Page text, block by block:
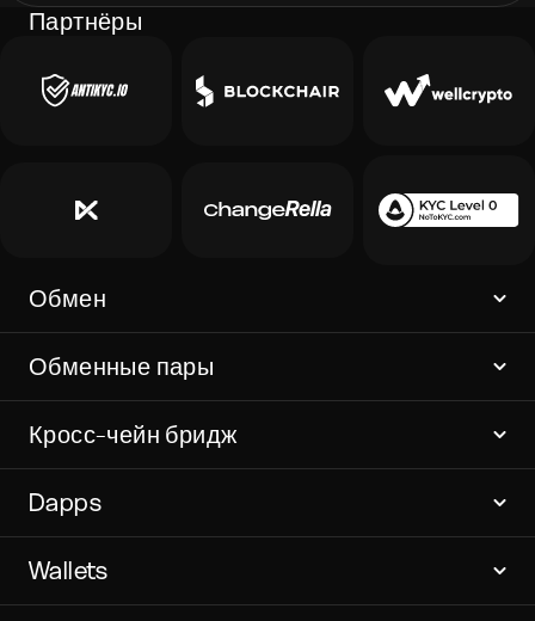
Партнёры
Обмен
Обменные пары
Кросс-чейн бридж
Dapps
Wallets